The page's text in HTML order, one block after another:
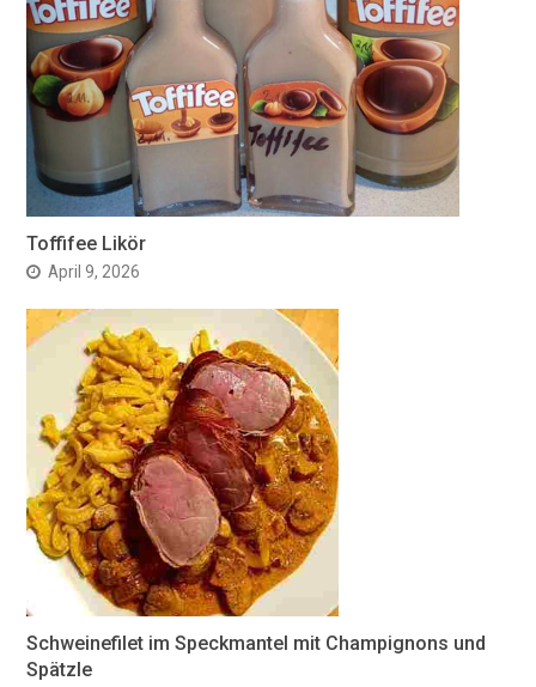
Toffifee Likör
April 9, 2026
Schweinefilet im Speckmantel mit Champignons und
Spätzle